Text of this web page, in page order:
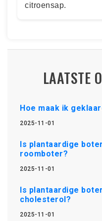
citroensap.
LAATSTE
Hoe maak ik
2025-11-01
Is plantaardige
roomboter?
2025-11-01
Is plantaardige
cholesterol?
2025-11-01